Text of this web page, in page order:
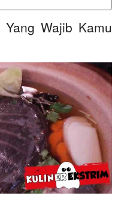
Wajib Kamu